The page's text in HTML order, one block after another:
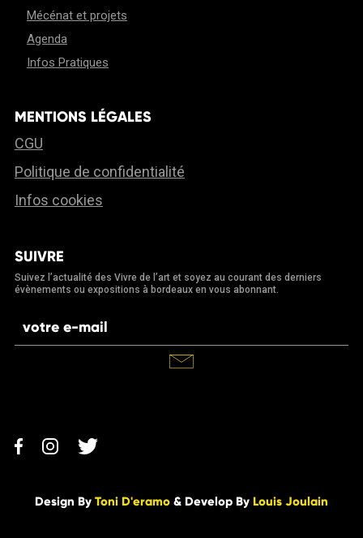
Mécénat et projets
Agenda
Infos Pratiques
MENTIONS LÉGALES
CGU
Politique de confidentialité
Infos cookies
SUIVRE
Suivez l’actualité des Vivre de l’art et soyez au courant des derniers
évènements ou expositions à bordeaux en vous abonnant.
Design By Toni D'eramo & Develop By Louis Joulain